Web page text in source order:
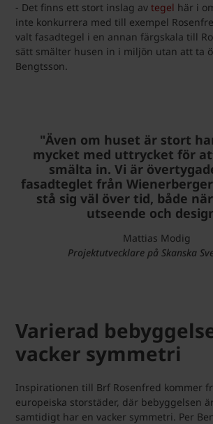
- Det finns ett stort inslag av tegel här i
inte konkurrera med till exempel
valt fasadtegel i en annan färgskala till
sätt smälter husen in i miljön utan att ta
Bengtsson.
"Även om huset är stort
mycket med uttrycket för
smälta in. Vi är
fasadteglet från
stå sig väl över tid, både
utseende och
Mattias Modig
Projektutvecklare på Skanska
Varierad
vacker symmetri
Inspirationen till Brf Rosenfred kommer
europeiska storstäder, där bebyggelsen
samtidigt har en vacker symmetri. Per